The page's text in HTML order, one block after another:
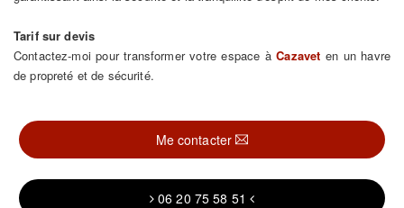
Tarif sur devis
Contactez-moi pour transformer votre espace àCazavet en un havre
de propreté et de sécurité.
Me contacter
06 20 75 58 51